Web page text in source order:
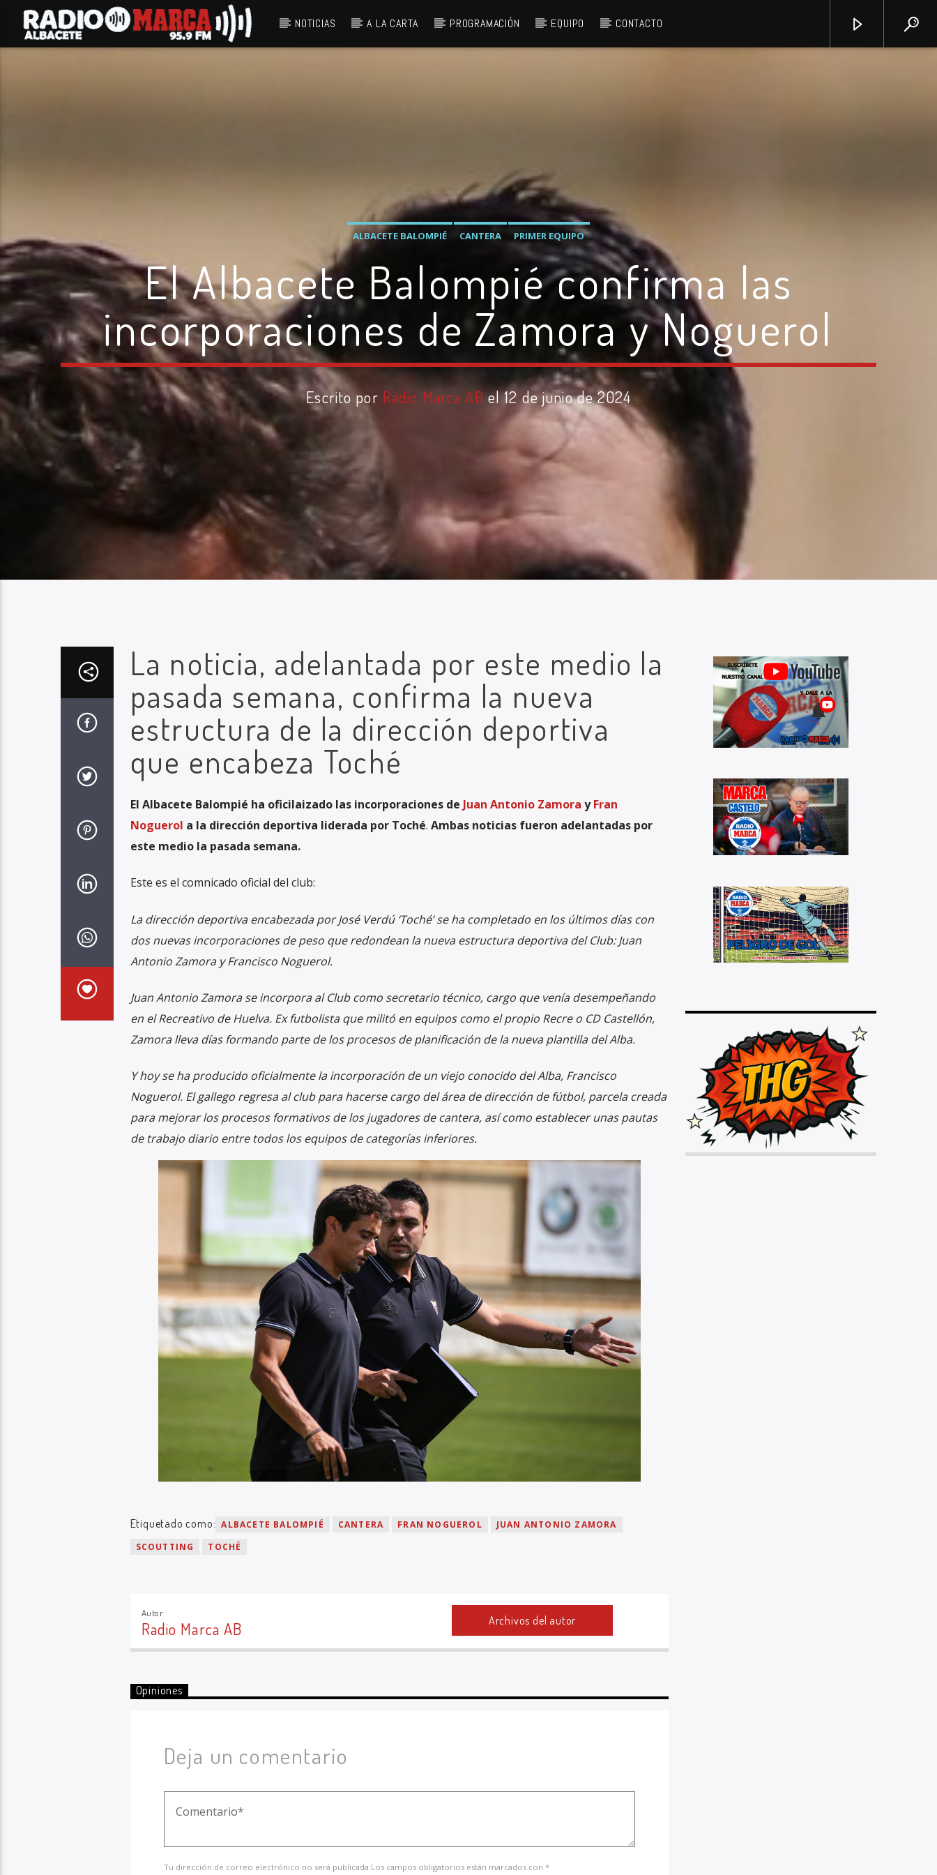
NOTICIAS A LA CARTA PROGRAMACIÓN EQUIPO CONTACTO
ALBACETE BALOMPIÉ CANTERA PRIMER EQUIPO
El Albacete Balompié confirma las
incorporaciones de Zamora y Noguerol
Escrito por Radio Marca ABel 12 de junio de 2024
La noticia, adelantada por este medio la
pasada semana, confirma la nueva
estructura de la dirección deportiva
que encabeza Toché
El Albacete Balompié ha oficilaizado las incorporaciones de Juan Antonio Zamora yFran
Noguerol a la dirección deportiva liderada por Toché. Ambas noticias fueron adelantadas por
este medio la pasada semana.
Este es el comnicado oficial del club:
La dirección deportiva encabezada por José Verdú ‘Toché’ se ha completado en los últimos días con
dos nuevas incorporaciones de peso que redondean la nueva estructura deportiva del Club: Juan
Antonio Zamora y Francisco Noguerol.
Juan Antonio Zamora se incorpora al Club como secretario técnico, cargo que venía desempeñando
en el Recreativo de Huelva. Ex futbolista que militó en equipos como el propio Recre o CD Castellón,
Zamora lleva días formando parte de los procesos de planificación de la nueva plantilla del Alba.
Y hoy se ha producido oficialmente la incorporación de un viejo conocido del Alba, Francisco
Noguerol. El gallego regresa al club para hacerse cargo del área de dirección de fútbol, parcela creada
para mejorar los procesos formativos de los jugadores de cantera, así como establecer unas pautas
de trabajo diario entre todos los equipos de categorías inferiores.
Etiquetado como: ALBACETE BALOMPIÉ CANTERA FRAN NOGUEROL
JUAN ANTONIO ZAMORA
SCOUTTING
TOCHÉ
Autor
Radio Marca AB Archivos del autor
Opiniones
Deja un comentario
Tu dirección de correo electrónico no será publicada.Los campos obligatorios están marcados con *